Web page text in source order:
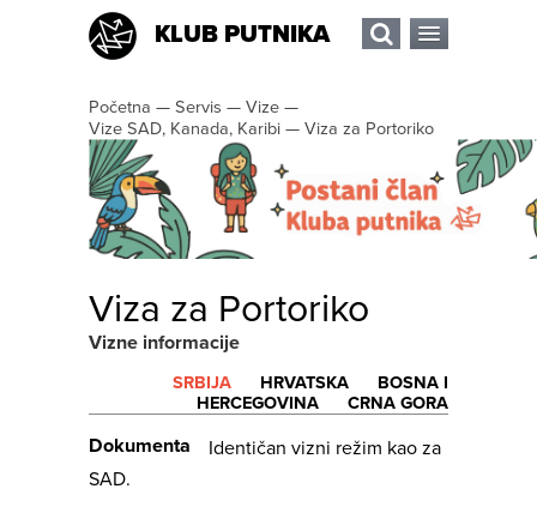
KLUB PUTNIKA
Početna — Servis — Vize —
Vize SAD, Kanada, Karibi — Viza za Portoriko
Viza za Portoriko
Vizne informacije
SRBIJA HRVATSKA
BOSNA I
HERCEGOVINA
CRNA GORA
Dokumenta
Identičan vizni režim kao za
SAD.